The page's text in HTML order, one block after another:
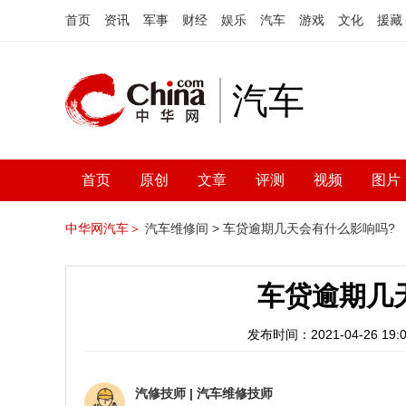
首页 资讯 军事 财经 娱乐 汽车 游戏 文化 援藏
汽车
首页 原创 文章 评测 视频 图片
中华网汽车＞ 汽车维修间 > 车贷逾期几天会有什么影响吗?
车贷逾期几
发布时间：2021-04-26
汽修技师 | 汽车维修技师